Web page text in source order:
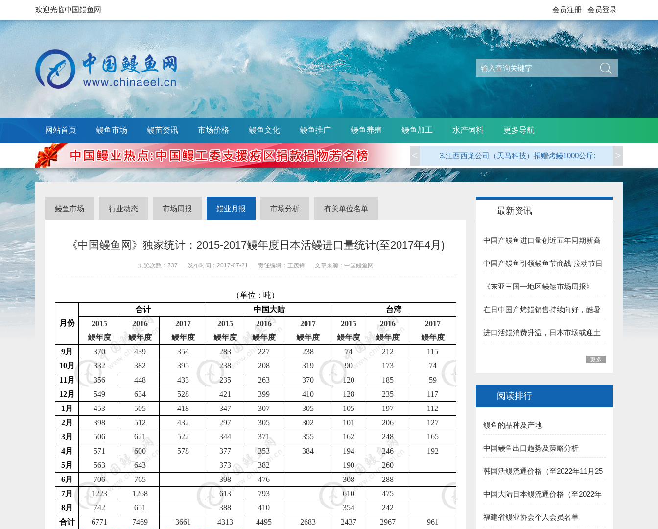
欢迎光临中国鳗鱼网 会员注册 会员登录
网站首页 鳗鱼市场 鳗苗资讯 市场价格 鳗鱼文化 鳗鱼推广 鳗鱼养殖 鳗鱼加工 水产饲料 更多导航
3.江西西龙公司（天马科技）捐赠烤鳗1000公斤:
4.龙岩 郭贤平副会长 捐赠50000元:
5.三明 华盛集团（姚弓善副会长） 捐赠50000元:
6.长乐 王平雄副会长 捐赠10000元:
福建省鳗业协会:
一、福州市 1.李本华 捐赠50000元:
2.福州 阙院生 捐赠50000元:
3.福州鳗匠餐饮管理有限公司(阮盛泉)捐赠50000元:
4.福建高农饲料有限公司（葛军）捐赠50000元:
5.福州开发区高龙饲料公司 捐赠30000元:
6.连江富鑫养鳗场(林宝富) 捐赠5000元:
7.福州德远水产有限公司（简新昌）捐赠5000元:
8.福建渔家傲养殖科技有限公司 捐赠5000元:
二、长乐市鳗业协会:
1.长乐聚泉食品有限公司(王家思)捐赠100000元:
2.长乐太平洋食品有限公司（黄依龙） 捐赠50000元:
3.长乐 董椿 捐赠20000元:
< >
鳗鱼市场 行业动态 市场周报 鳗业月报 市场分析 有关单位名单
《中国鳗鱼网》独家统计：2015-2017鳗年度日本活鳗进口量统计(至2017年4月)
浏览次数： 237 发布时间： 2017-07-21 责任编辑： 王茂锋 文章来源： 中国鳗鱼网
（单位：吨）
月份
合计 中国大陆
台湾
2015
鳗年度
2016
鳗年度
2017
鳗年度
2015
鳗年度
2016
鳗年度
2017
鳗年度
2015
鳗年度
2016
鳗年度
2017
鳗年度
9月 370 439 354 283 227 238 74 212
115
10月 332 382 395 238 208 319 90 173
74
11 月 356 448 433 235 263 370 120 185
59
12月 549 634 528 421 399 410 128 235
117
1 月 453 505 418 347 307 305 105 197
112
2月 398 512 432 297 305 302 101 206
127
3月 506 621 522 344 371 355 162 248
165
4月 571 600 578 377 353 384 194 246
192
5月 563 643 373 382 190
260
6月 706 765 398 476 308
288
7月 1223 1268 613 793 610
475
8月 742 651 388 410 354
242
合计
6771 7469 3661 4313 4495 2683 2437 2967
961
最新资讯
中国产鳗鱼进口量创近五年同期新高
中国产鳗鱼引领鳗鱼节商战 拉动节日
《东亚三国一地区鳗鲡市场周报》
在日中国产烤鳗销售持续向好，酷暑
进口活鳗消费升温，日本市场或迎土
更多
阅读排行
鳗鱼的品种及产地
中国鳗鱼出口趋势及策略分析
韩国活鳗流通价格（至2022年11月25
中国大陆日本鳗流通价格（至2022年
福建省鳗业协会个人会员名单